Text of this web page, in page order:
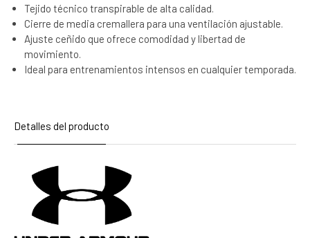
Tejido técnico transpirable de alta calidad.
Cierre de media cremallera para una ventilación ajustable.
Ajuste ceñido que ofrece comodidad y libertad de
movimiento.
Ideal para entrenamientos intensos en cualquier temporada.
Detalles del producto